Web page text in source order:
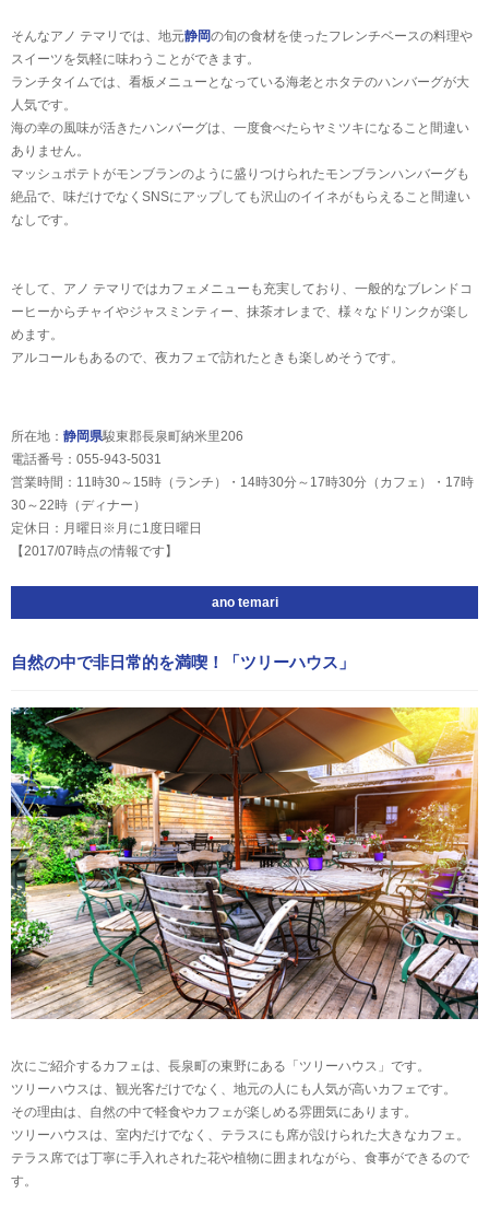
そんなアノ テマリでは、地元静岡の旬の食材を使ったフレンチベースの料理や
スイーツを気軽に味わうことができます。
ランチタイムでは、看板メニューとなっている海老とホタテのハンバーグが大
人気です。
海の幸の風味が活きたハンバーグは、一度食べたらヤミツキになること間違い
ありません。
マッシュポテトがモンブランのように盛りつけられたモンブランハンバーグも
絶品で、味だけでなくSNSにアップしても沢山のイイネがもらえること間違い
なしです。
そして、アノ テマリではカフェメニューも充実しており、一般的なブレンドコ
ーヒーからチャイやジャスミンティー、抹茶オレまで、様々なドリンクが楽し
めます。
アルコールもあるので、夜カフェで訪れたときも楽しめそうです。
所在地： 静岡県駿東郡長泉町納米里206
電話番号：055-943-5031
営業時間：11時30～15時（ランチ）・14時30分～17時30分（カフェ）・17時
30～22時（ディナー）
定休日：月曜日※月に1度日曜日
【2017/07時点の情報です】
ano temari
自然の中で非日常的を満喫！「ツリーハウス」
次にご紹介するカフェは、長泉町の東野にある「ツリーハウス」です。
ツリーハウスは、観光客だけでなく、地元の人にも人気が高いカフェです。
その理由は、自然の中で軽食やカフェが楽しめる雰囲気にあります。
ツリーハウスは、室内だけでなく、テラスにも席が設けられた大きなカフェ。
テラス席では丁寧に手入れされた花や植物に囲まれながら、食事ができるので
す。